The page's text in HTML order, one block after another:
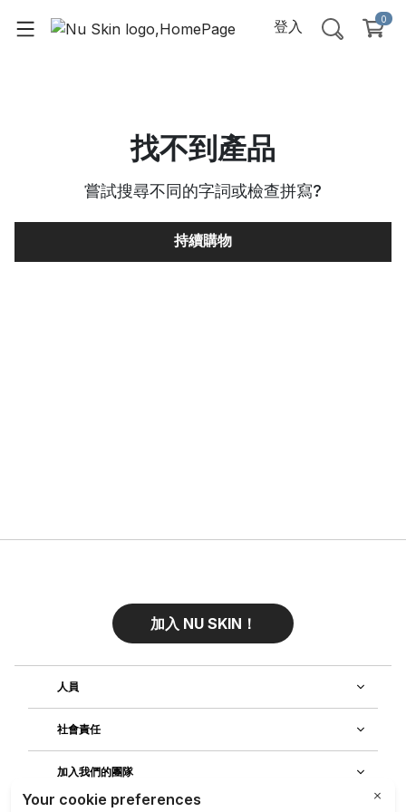
登入 0
找不到產品
嘗試搜尋不同的字詞或檢查拼寫?
持續購物
加入 NU SKIN！
人員
社會責任
加入我們的團隊